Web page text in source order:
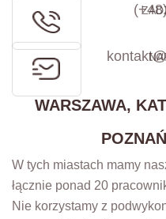
WARSZAWA,
W tych miastach mamy
łącznie ponad 20
Nie korzystamy z